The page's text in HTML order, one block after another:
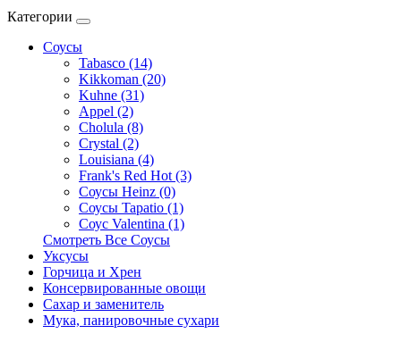
Категории
Соусы
Tabasco (14)
Kikkoman (20)
Kuhne (31)
Appel (2)
Cholula (8)
Crystal (2)
Louisiana (4)
Frank's Red Hot (3)
Соусы Heinz (0)
Соусы Tapatio (1)
Соус Valentina (1)
Смотреть Все Соусы
Уксусы
Горчица и Хрен
Консервированные овощи
Сахар и заменитель
Мука, панировочные сухари